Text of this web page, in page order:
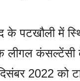
पटखौली में
लीगल कंसल्टेंसी
2022 को